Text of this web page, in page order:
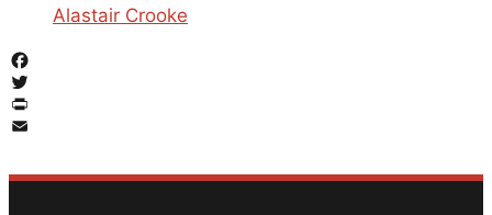
Alastair Crooke
Facebook
Twitter
PrintFriendly